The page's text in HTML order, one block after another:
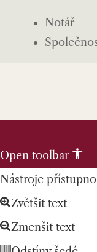
Notář
Open toolbar
Nástroje
Zvětšit text
Zmenšit text